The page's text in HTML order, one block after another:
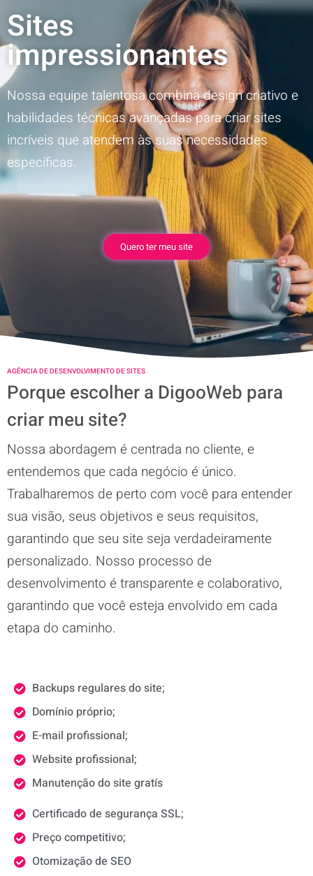
Sites
impressionantes
Nossa equipe talentosa combina design criativo e
habilidades técnicas avançadas para criar sites
incríveis que atendem às suas necessidades
específicas.
Quero ter meu site
AGÊNCIA DE DESENVOLVIMENTO DE SITES
Porque escolher a DigooWeb para
criar meu site?
Nossa abordagem é centrada no cliente, e
entendemos que cada negócio é único.
Trabalharemos de perto com você para entender
sua visão, seus objetivos e seus requisitos,
garantindo que seu site seja verdadeiramente
personalizado. Nosso processo de
desenvolvimento é transparente e colaborativo,
garantindo que você esteja envolvido em cada
etapa do caminho.
Backups regulares do site;
Domínio próprio;
E-mail profissional;
Website profissional;
Manutenção do site gratís
Certificado de segurança SSL;
Preço competitivo;
Otomização de SEO